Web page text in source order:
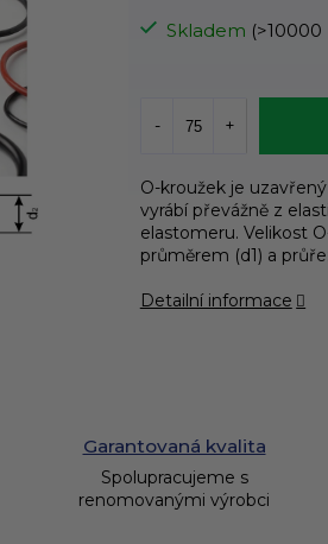
cena:Skladem (>10000
O-kroužek je
vyrábí převážně z
elastomeru. Velikost
průměrem (d1) a
Detailní informace
Garantovaná kvalita
Spolupracujeme s
renomovanými výrobci